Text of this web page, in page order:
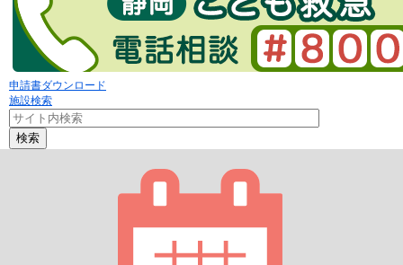
申請書ダウンロード
施設検索
検索